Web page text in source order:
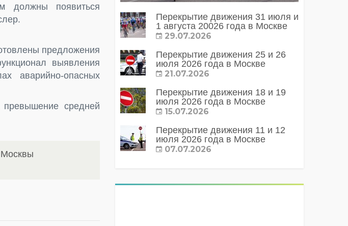
должны появиться
предложения
выявления
аварийно-опасных
превышение средней
Москвы
Перекрытие движения 31 июля и
1 августа 20026 года в Москве
29.07.2026
Перекрытие движения 25 и 26
июля 2026 года в Москве
21.07.2026
Перекрытие движения 18 и 19
июля 2026 года в Москве
15.07.2026
Перекрытие движения 11 и 12
июля 2026 года в Москве
07.07.2026